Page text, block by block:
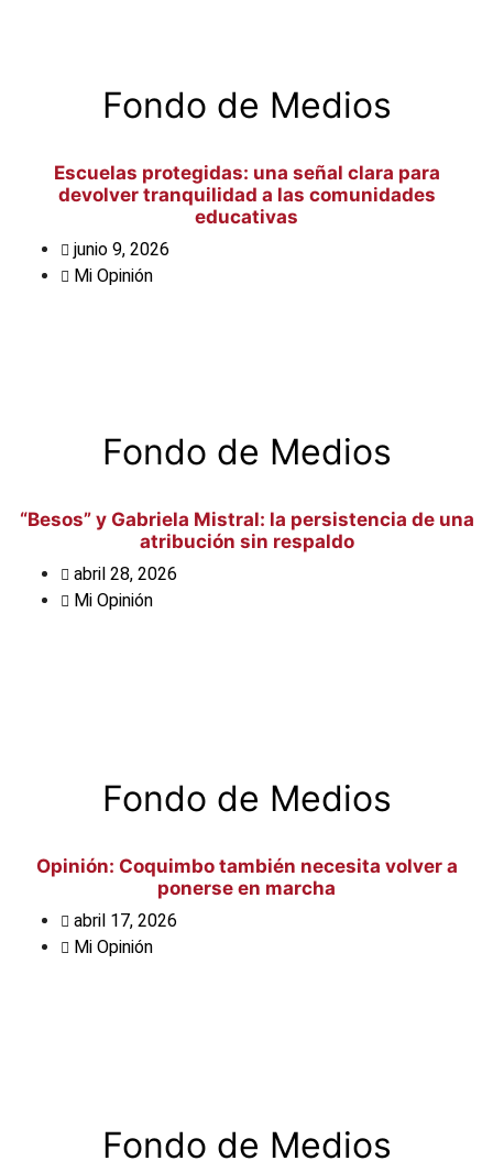
Fondo de Medios
Escuelas protegidas: una señal clara para
devolver tranquilidad a las comunidades
educativas
junio 9, 2026
Mi Opinión
Fondo de Medios
“Besos” y Gabriela Mistral: la persistencia de una
atribución sin respaldo
abril 28, 2026
Mi Opinión
Fondo de Medios
Opinión: Coquimbo también necesita volver a
ponerse en marcha
abril 17, 2026
Mi Opinión
Fondo de Medios